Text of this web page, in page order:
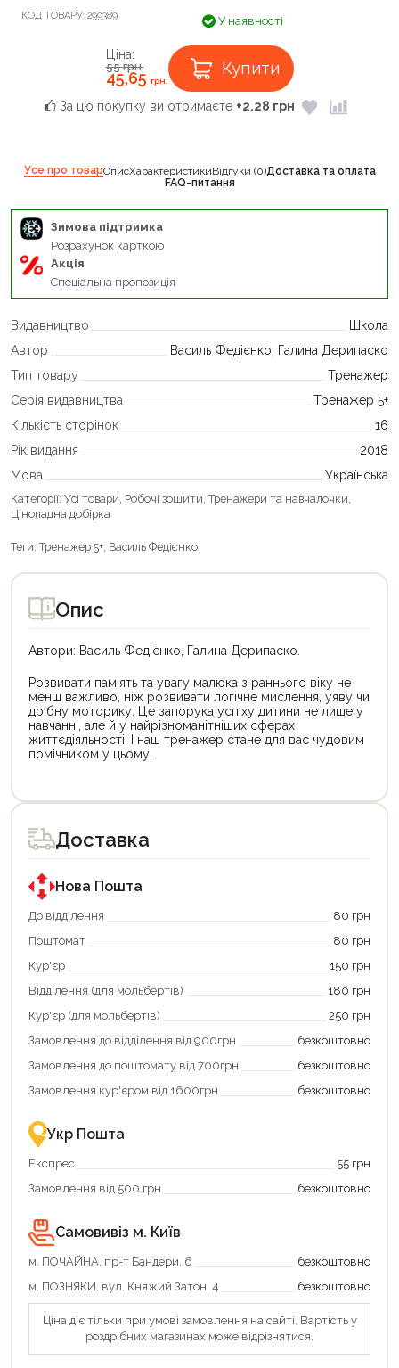
КОД ТОВАРУ: 299389 У наявності
Ціна:
55грн.
45,65 грн.
Купити
За цю покупку ви отримаєте +2.28 грн
Усе про товарОписХарактеристикиВідгуки (0)Доставка та оплата
FAQ-питання
Зимова підтримка
Розрахунок карткою
Акція
Спеціальна пропозиція
Видавництво
Школа
Автор
Василь Федієнко, Галина Дерипаско
Тип товару
Тренажер
Серія видавництва
Тренажер 5+
Кількість сторінок
16
Рік видання
2018
Мова
Українська
Категорії: Усі товари Робочі зошити Тренажери та навчалочки
Цінопадна добірка
Теги: Тренажер 5+ Василь Федієнко
Опис
Автори: Василь Федієнко, Галина Дерипаско.
Розвивати пам'ять та увагу малюка з раннього віку не
менш важливо, ніж розвивати логічне мислення, уяву чи
дрібну моторику. Це запорука успіху дитини не лише у
навчанні, але й у найрізноманітніших сферах
життєдіяльності. І наш тренажер стане для вас чудовим
помічником у цьому.
товар
для
покупки
державною
програмою
єКнига.
Використовуйте
карту
щоб
зекономити
та
отримати
переваги!
картою
єКнига
–
зручно
та
Доставка
Нова Пошта
До відділення
80 грн
Поштомат
80 грн
Кур'єр
150 грн
Відділення (для мольбертів)
180 грн
Кур'єр (для мольбертів)
250 грн
Замовлення до відділення від 900грн
безкоштовно
Замовлення до поштомату від 700грн
безкоштовно
Замовлення кур'єром від 1600грн
безкоштовно
Укр Пошта
Експрес
55 грн
Замовлення від 500 грн
безкоштовно
Самовивіз м. Київ
м. ПОЧАЙНА, пр-т Бандери, 6
безкоштовно
м. ПОЗНЯКИ, вул. Княжий Затон, 4
безкоштовно
Ціна діє тільки при умові замовлення на сайті. Вартість у
роздрібних магазинах може відрізнятися.